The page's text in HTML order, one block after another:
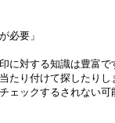
必要」
に対する知識は豊富で
たり付けて探したりし
ェックするされない可